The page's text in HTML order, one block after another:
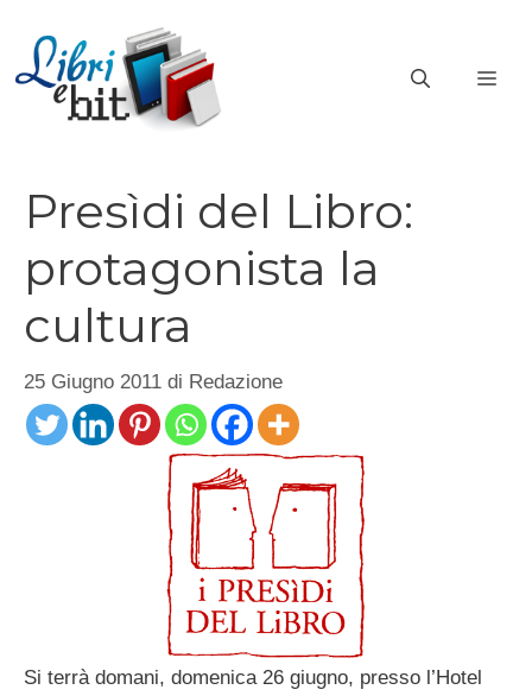
contenuto
Presìdi del Libro:
protagonista la
cultura
25 Giugno 2011 di Redazione
Si terrà domani, domenica 26 giugno, presso l’Hotel